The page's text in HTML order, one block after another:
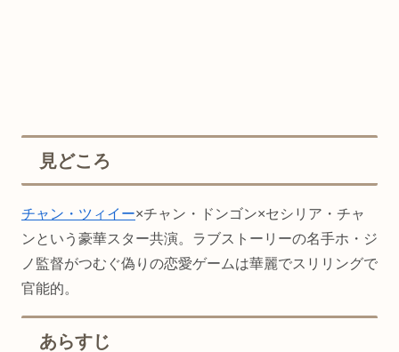
見どころ
チャン・ツィイー×チャン・ドンゴン×セシリア・チャ
ンという豪華スター共演。ラブストーリーの名手ホ・ジ
ノ監督がつむぐ偽りの恋愛ゲームは華麗でスリリングで
官能的。
あらすじ